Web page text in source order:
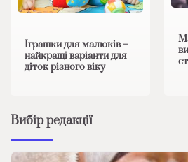
Іграшки для малюків –
найкращі варіанти для
діток різного віку
Вибір редакції